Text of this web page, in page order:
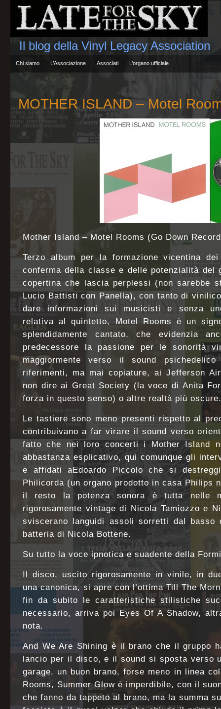
Il blog della Vinyl Legacy Association
Chi siamo L’Associazione Associati L’organo ufficiale
MOTHER ISLAND – Motel
Mother Island – Motel Rooms (Go Down
Terzo album per la formazione vicentina
conferma della classe e delle potenzialità del
copertina che lascia perplessi (non sarebbe
Lucio Battisti con Panella), con tanto di
dare informazioni sui musicisti e senza
relativa al quintetto, Motel Rooms è un
splendidamente cantato, che evidenzia
predecessore la passione per le sonorità
maggiormente verso il sound
riferimenti, ma mai copiature, ai Jefferson
non dire ai Great Society (la voce di Anita
forza in questo senso) o altre realtà più oscure.
Le tastiere sono meno presenti rispetto al
contribuivano a far virare il sound verso
fatto che nei loro concerti i Mother Island
abbastanza esplicativo, qui comunque gli
e affidati aEdoardo Piccolo che si
Philicorda (un organo prodotto in casa Philips
il resto la potenza sonora è tutta nelle
rigorosamente vintage di Nicola Tamiozzo e
sviscerano languidi assoli sorretti dal basso
batteria di Nicola Bottene.
Su tutto la voce ipnotica e suadente della
Il disco, uscito rigorosamente in vinile, in
una canonica, si apre con l’ottima Till The
fin da subito le caratteristiche stilistiche
necessario, arriva poi Eyes Of A Shadow,
nota.
And We Are Shining è il brano che il gruppo
lancio per il disco, e il sound si sposta verso
garage, un buon brano, forse meno in linea
Rooms, Summer Glow è imperdibile, con il
che fanno da tappeto al brano, ma la summa